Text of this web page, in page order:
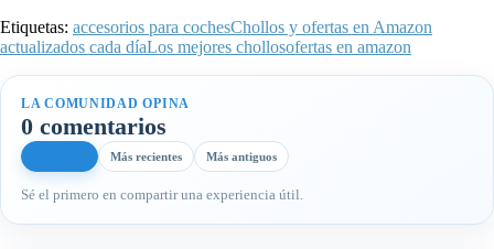
Etiquetas: accesorios para cochesChollos y ofertas en Amazon
actualizados cada díaLos mejores chollosofertas en amazon
LA COMUNIDAD OPINA
0 comentarios
Más recientes Más antiguos
Sé el primero en compartir una experiencia útil.